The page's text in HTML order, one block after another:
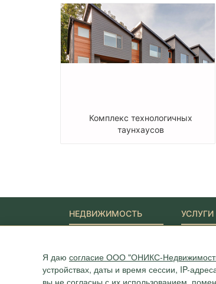
Комплекс технологичных
таунхаусов
Я даю согласие ООО "ОНИКС-
устройствах, даты и время сессии, IP-
вы не согласны с их использованием,
НЕДВИЖИМОСТЬ
Дома
Коммерция
УСЛУГИ